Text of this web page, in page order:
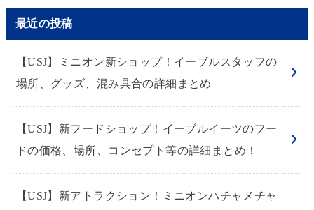
最近の投稿
【USJ】ミニオン新ショップ！イーブルスタッフの
場所、グッズ、混み具合の詳細まとめ
【USJ】新フードショップ！イーブルイーツのフー
ドの価格、場所、コンセプト等の詳細まとめ！
【USJ】新アトラクション！ミニオンハチャメチャ